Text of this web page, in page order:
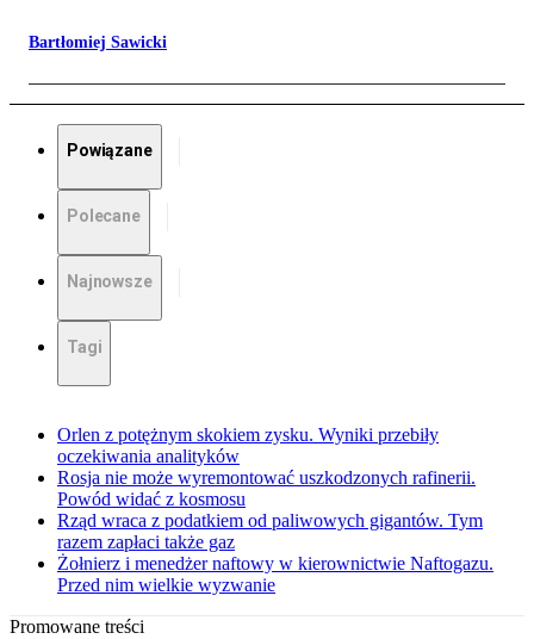
Bartłomiej Sawicki
Powiązane
Polecane
Najnowsze
Tagi
Orlen z potężnym skokiem zysku. Wyniki przebiły
oczekiwania analityków
Rosja nie może wyremontować uszkodzonych rafinerii.
Powód widać z kosmosu
Rząd wraca z podatkiem od paliwowych gigantów. Tym
razem zapłaci także gaz
Żołnierz i menedżer naftowy w kierownictwie Naftogazu.
Przed nim wielkie wyzwanie
Promowane treści